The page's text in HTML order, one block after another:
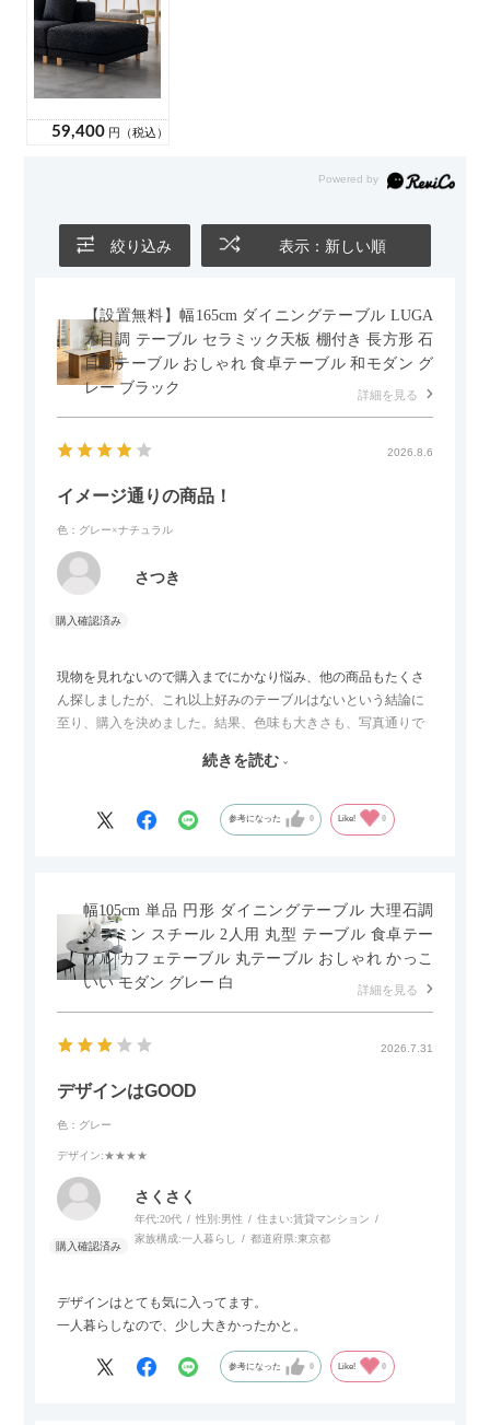
絞り込み 表示：新しい順
【設置無料】幅165cm ダイニングテーブル LUGA
木目調 テーブル セラミック天板 棚付き 長方形 石
目調テーブル おしゃれ 食卓テーブル 和モダン グ
レー ブラック
詳細を見る
2026.8.6
イメージ通りの商品！
色：グレー×ナチュラル
さつき
現物を見れないので購入までにかなり悩み、他の商品もたくさ
ん探しましたが、これ以上好みのテーブルはないという結論に
至り、購入を決めました。結果、色味も大きさも、写真通りで
セラミック天板が思った以上に滑りが良く、汚れも拭きやすい
はいけないかもしれません。天板が冷たいので冬にどうなるの
かなというのも気になります。
続きを読む
参考になった 0 Like! 0
幅105cm 単品 円形 ダイニングテーブル 大理石調
メラミン スチール 2人用 丸型 テーブル 食卓テー
ブル カフェテーブル 丸テーブル おしゃれ かっこ
いい モダン グレー 白
詳細を見る
2026.7.31
デザインはGOOD
色：グレー
デザイン:★★★★
さくさく
年代:20代 性別:男性 住まい:賃貸マンション
家族構成:一人暮らし 都道府県:東京都
デザインはとても気に入ってます。
一人暮らしなので、少し大きかったかと。
参考になった 0 Like! 0